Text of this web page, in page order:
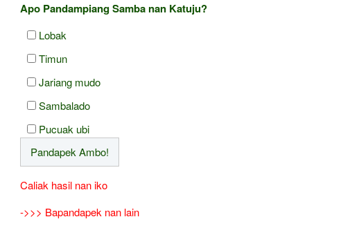
Apo Pandampiang Samba nan Katuju?
Lobak
Timun
Jariang mudo
Sambalado
Pucuak ubi
Caliak hasil nan iko
->>> Bapandapek nan lain